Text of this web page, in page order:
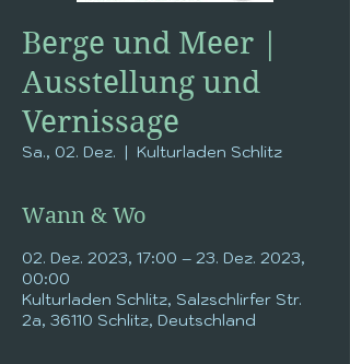
Berge und Meer |
Ausstellung und
Vernissage
Sa., 02. Dez.
  |
Kulturladen Schlitz
Wann & Wo
02. Dez. 2023, 17:00 – 23. Dez. 2023,
00:00
Kulturladen Schlitz, Salzschlirfer Str.
2a, 36110 Schlitz, Deutschland